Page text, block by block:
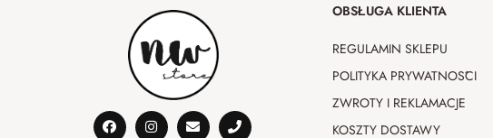
OBSŁUGA KLIENTA
REGULAMIN SKLEPU
POLITYKA PRYWATNOŚCI
ZWROTY I REKLAMACJE
KOSZTY DOSTAWY